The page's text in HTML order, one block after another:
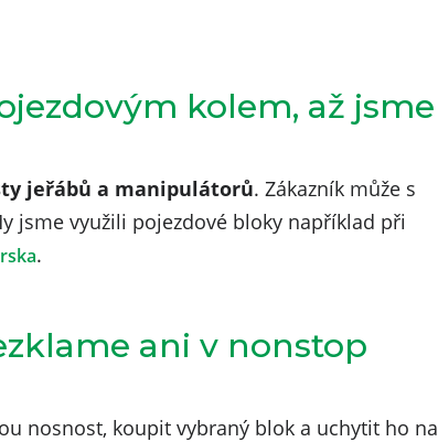
kolem, až jsme
jeřábů a manipulátorů. Zákazník může s
jsme využili pojezdové bloky například při
.
ani v nonstop
nosnost, koupit vybraný blok a uchytit ho na